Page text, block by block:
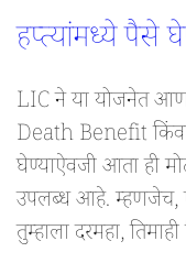
हप्त्यांमध्ये पैसे
LIC ने या योजनेत
Death Benefit
घेण्याऐवजी आता ही
उपलब्ध आहे. म्हणजेच,
तुम्हाला दरमहा,